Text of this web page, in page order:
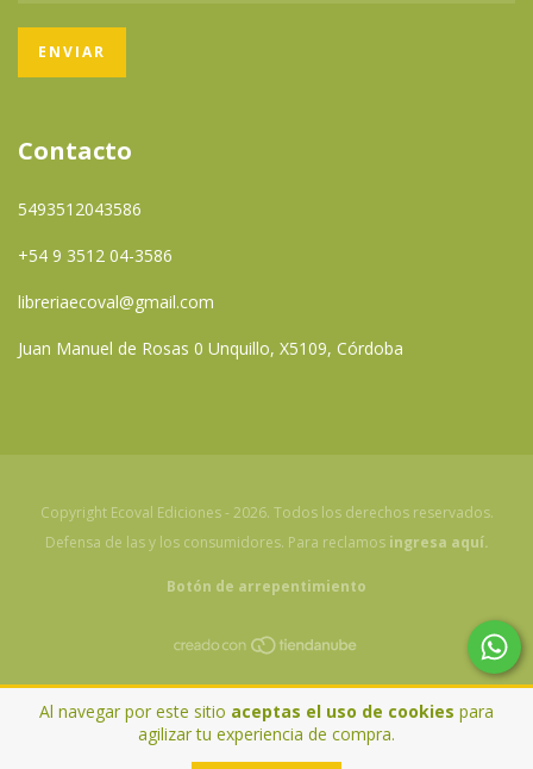
Al navegar por este sitio aceptas el uso de cookies para
agilizar tu experiencia de compra.
Contacto
5493512043586
+54 9 3512 04-3586
libreriaecoval@gmail.com
Juan Manuel de Rosas 0 Unquillo, X5109, Córdoba
Copyright Ecoval Ediciones - 2026. Todos los derechos reservados.
Defensa de las y los consumidores. Para reclamos ingresa aquí.
Botón de arrepentimiento